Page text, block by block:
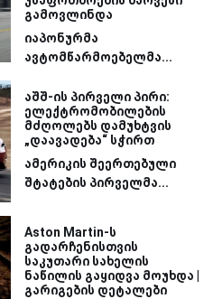
გამოვლინდა
იაპონურმა
ავტომწარმოებელმა...
აშშ-ის პირველი პირი:
ელექტრომობილების
მძღოლებს დამუხტვის
„დაავადება“ სჭირთ
ამერიკის შეერთებული
შტატების პირველმა...
Aston Martin-ს
გადარჩენისთვის
საკუთარი სახელის
ნაწილის გაყიდვა მოუხდა |
გარიგების დეტალები